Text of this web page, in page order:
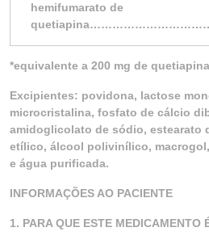
hemifumarato de
*equivalente a 200 mg de
Excipientes: povidona, lactose
microcristalina, fosfato de cálcio
amidoglicolato de sódio, estearato
etílico, álcool polivinílico,
e água purificada.
INFORMAÇÕES AO PACIENTE
1. PARA QUE ESTE MEDICAMENTO